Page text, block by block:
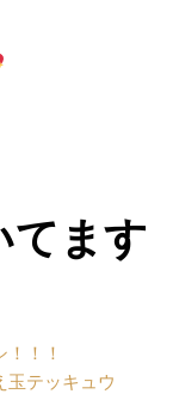
てます
！！
玉テッキュウ